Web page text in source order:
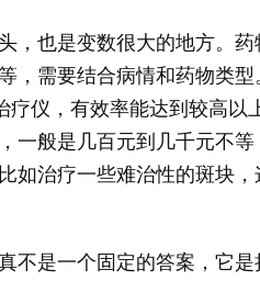
，也是变数很大的地方。
，需要结合病情和药物类
仪，有效率能达到较高以
一般是几百元到几千元不
如治疗一些难治性的斑块
不是一个固定的答案，它